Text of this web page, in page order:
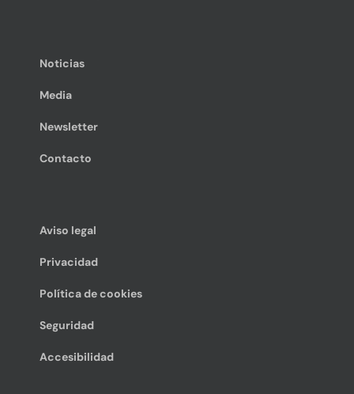
Noticias
Media
Newsletter
Contacto
Aviso legal
Privacidad
Política de cookies
Seguridad
Accesibilidad